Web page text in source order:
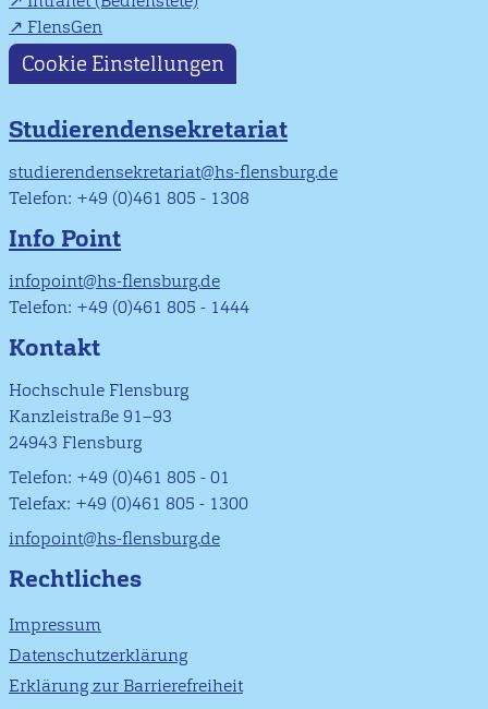
FlensGen
Cookie Einstellungen
Studierendensekretariat
studierendensekretariat@hs-flensburg.de
Telefon: +49 (0)461 805 - 1308
Info Point
infopoint@hs-flensburg.de
Telefon: +49 (0)461 805 - 1444
Kontakt
Hochschule Flensburg
Kanzleistraße 91–93
24943 Flensburg
Telefon: +49 (0)461 805 - 01
Telefax: +49 (0)461 805 - 1300
infopoint@hs-flensburg.de
Rechtliches
Impressum
Datenschutzerklärung
Erklärung zur Barrierefreiheit